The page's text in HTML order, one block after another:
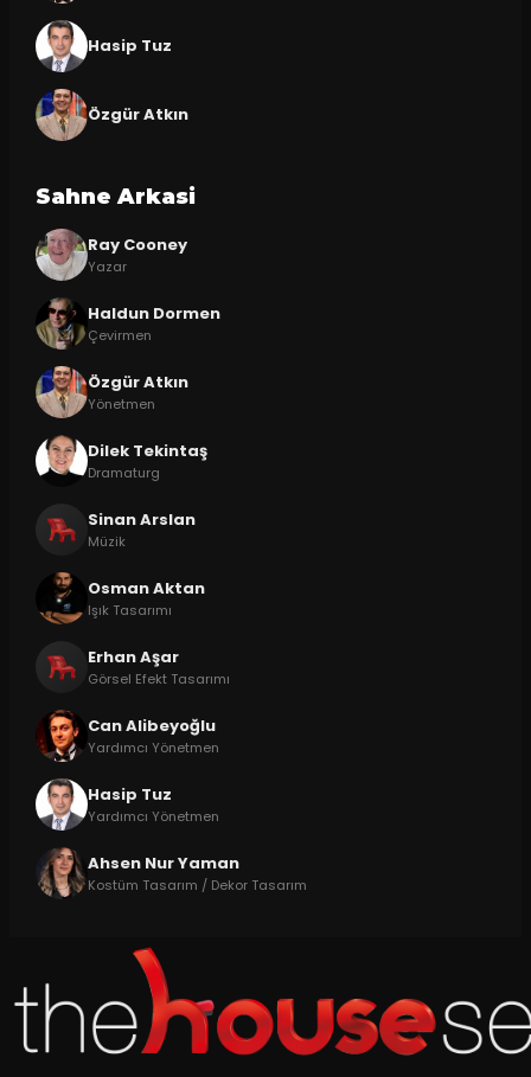
Hasip Tuz
Özgür Atkın
Sahne Arkasi
Ray Cooney
Yazar
Haldun Dormen
Çevirmen
Özgür Atkın
Yönetmen
Dilek Tekintaş
Dramaturg
Sinan Arslan
Müzik
Osman Aktan
Işık Tasarımı
Erhan Aşar
Görsel Efekt Tasarımı
Can Alibeyoğlu
Yardımcı Yönetmen
Hasip Tuz
Yardımcı Yönetmen
Ahsen Nur Yaman
Kostüm Tasarım / Dekor Tasarım